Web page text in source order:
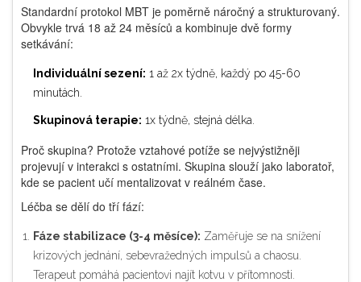
Standardní protokol MBT je poměrně náročný a strukturovaný.
Obvykle trvá 18 až 24 měsíců a kombinuje dvě formy
setkávání:
Individuální sezení: 1 až 2x týdně, každý po 45-60
minutách.
Skupinová terapie: 1x týdně, stejná délka.
Proč skupina? Protože vztahové potíže se nejvýstižněji
projevují v interakci s ostatními. Skupina slouží jako laboratoř,
kde se pacient učí mentalizovat v reálném čase.
Léčba se dělí do tří fází:
Fáze stabilizace (3-4 měsíce): Zaměřuje se na snížení
krizových jednání, sebevražedných impulsů a chaosu.
Terapeut pomáhá pacientovi najít kotvu v přítomnosti.